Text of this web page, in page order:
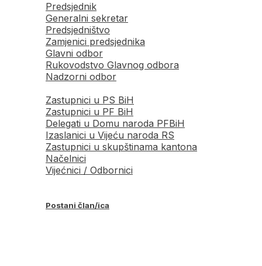
Predsjednik
Generalni sekretar
Predsjedništvo
Zamjenici predsjednika
Glavni odbor
Rukovodstvo Glavnog odbora
Nadzorni odbor
Zastupnici u PS BiH
Zastupnici u PF BiH
Delegati u Domu naroda PFBiH
Izaslanici u Vijeću naroda RS
Zastupnici u skupštinama kantona
Načelnici
Vijećnici / Odbornici
Postani član/ica